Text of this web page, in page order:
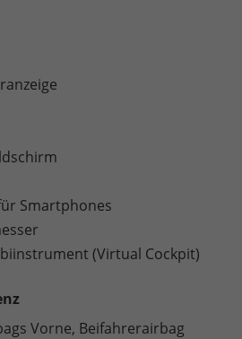
Smartphones
(Virtual Cockpit)
Vorne, Beifahrerairbag